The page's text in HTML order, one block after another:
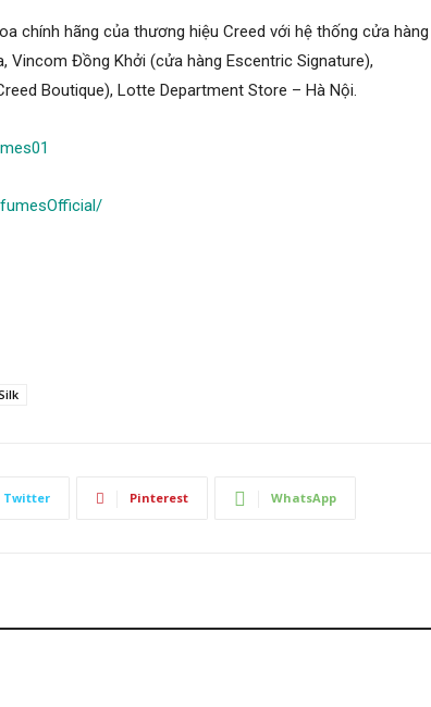
chính hãng của thương hiệu Creed với hệ thống cửa hàng
Vincom Đồng Khởi (cửa hàng Escentric Signature),
Boutique), Lotte Department Store – Hà Nội.
Twitter Pinterest WhatsApp